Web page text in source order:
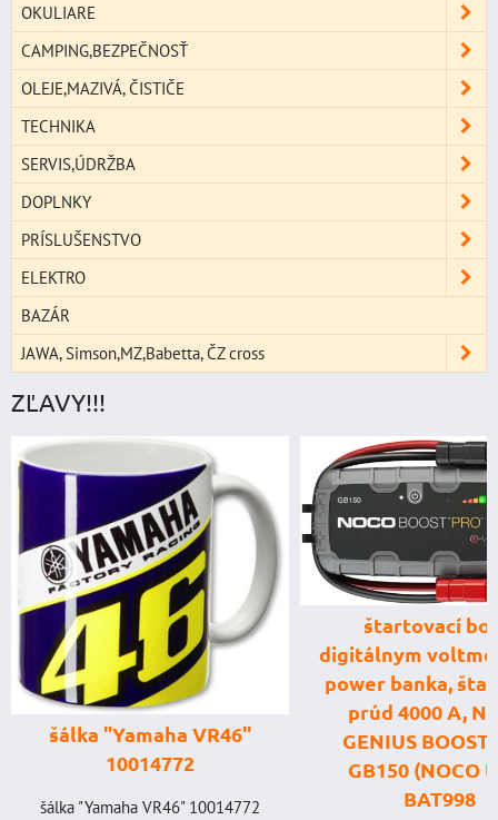
OKULIARE
CAMPING,BEZPEČNOSŤ
OLEJE,MAZIVÁ, ČISTIČE
TECHNIKA
SERVIS,ÚDRŽBA
DOPLNKY
PRÍSLUŠENSTVO
ELEKTRO
BAZÁR
JAWA, Simson,MZ,Babetta, ČZ cross
ZĽAVY!!!
šálka "Yamaha VR46"
10014772
šálka "Yamaha VR46" 10014772
štartovací
digitálnym
power banka,
prúd 4000 A,
GENIUS BOOST
GB150 (NOCO
BAT998